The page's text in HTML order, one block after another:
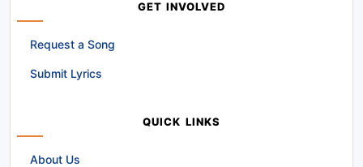
GET INVOLVED
Request a Song
Submit Lyrics
QUICK LINKS
About Us